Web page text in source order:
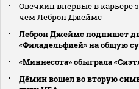
Овечкин впервые в карьере
чем Леброн Джеймс
Леброн Джеймс подпишет
«Филадельфией» на общую
«Миннесота» обыграла
Дёмин вошел во вторую